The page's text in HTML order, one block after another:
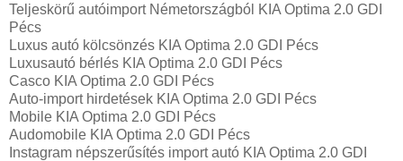
Teljeskörű autóimport Németországból KIA Optima 2.0 GDI
Pécs
Luxus autó kölcsönzés KIA Optima 2.0 GDI Pécs
Luxusautó bérlés KIA Optima 2.0 GDI Pécs
Casco KIA Optima 2.0 GDI Pécs
Auto-import hirdetések KIA Optima 2.0 GDI Pécs
Mobile KIA Optima 2.0 GDI Pécs
Audomobile KIA Optima 2.0 GDI Pécs
Instagram népszerűsítés import autó KIA Optima 2.0 GDI